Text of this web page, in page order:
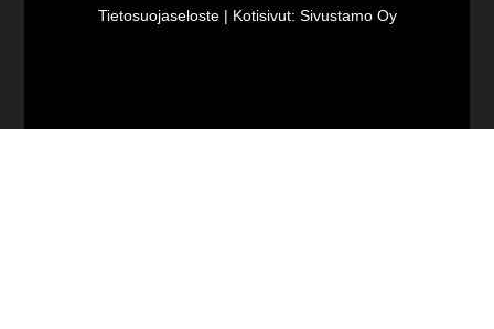
Tietosuojaseloste| Kotisivut: Sivustamo Oy